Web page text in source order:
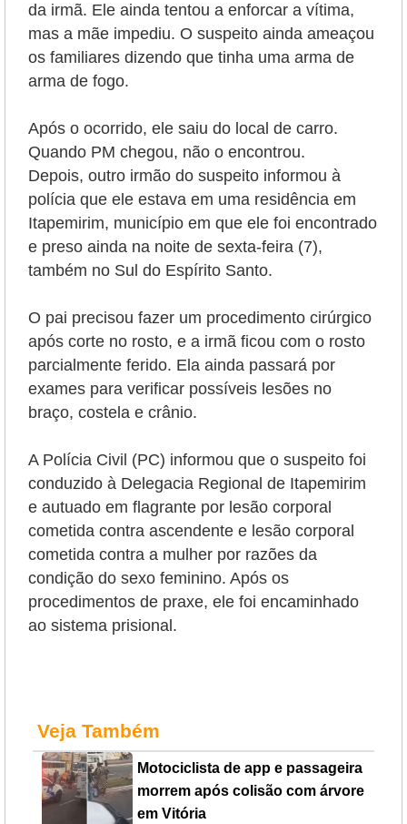
da irmã. Ele ainda tentou a enforcar a vítima,
mas a mãe impediu. O suspeito ainda ameaçou
os familiares dizendo que tinha uma arma de
arma de fogo.
Após o ocorrido, ele saiu do local de carro.
Quando PM chegou, não o encontrou.
Depois, outro irmão do suspeito informou à
polícia que ele estava em uma residência em
Itapemirim, município em que ele foi encontrado
e preso ainda na noite de sexta-feira (7),
também no Sul do Espírito Santo.
O pai precisou fazer um procedimento cirúrgico
após corte no rosto, e a irmã ficou com o rosto
parcialmente ferido. Ela ainda passará por
exames para verificar possíveis lesões no
braço, costela e crânio.
A Polícia Civil (PC) informou que o suspeito foi
conduzido à Delegacia Regional de Itapemirim
e autuado em flagrante por lesão corporal
cometida contra ascendente e lesão corporal
cometida contra a mulher por razões da
condição do sexo feminino. Após os
procedimentos de praxe, ele foi encaminhado
ao sistema prisional.
Veja Também
Motociclista de app e passageira
morrem após colisão com árvore
em Vitória